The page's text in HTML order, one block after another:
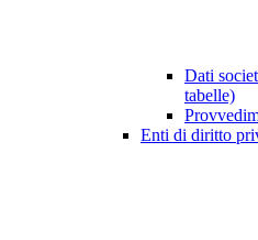
Dati
tabelle)
Enti di diritto